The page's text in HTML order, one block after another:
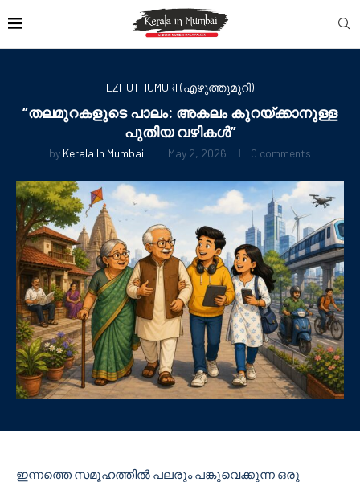
EZHUTHUMURI (എഴുത്തുമുറി)
“തലമുറകളുടെ പാലം: അകലം കുറയ്ക്കാനുള്ള
പുതിയ വഴികൾ”
by Kerala In Mumbai May 2, 2026 0 comments
ഇന്നത്തെ സമൂഹത്തിൽ പലരും പങ്കുവെക്കുന്ന ഒരു